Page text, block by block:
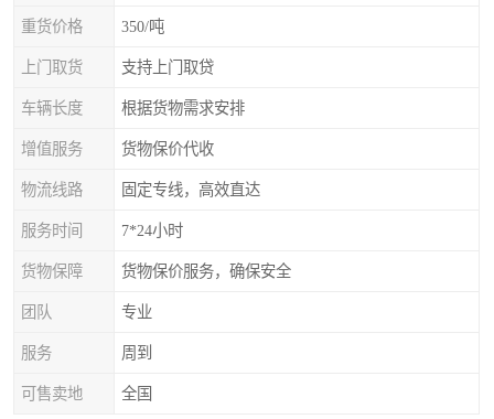
重货价格 350/吨
上门取货 支持上门取贷
车辆长度 根据货物需求安排
增值服务 货物保价代收
物流线路 固定专线，高效直达
服务时间 7*24小时
货物保障 货物保价服务，确保安全
团队 专业
服务 周到
可售卖地 全国